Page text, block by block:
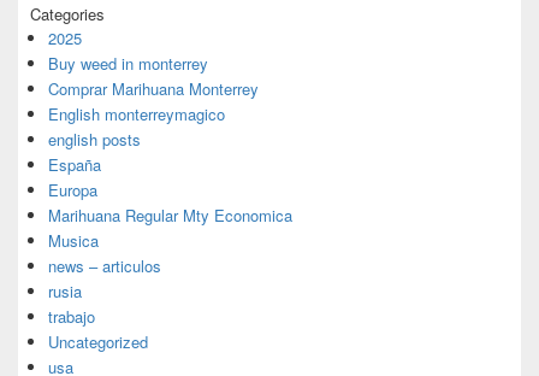
Categories
2025
Buy weed in monterrey
Comprar Marihuana Monterrey
English monterreymagico
english posts
España
Europa
Marihuana Regular Mty Economica
Musica
news – articulos
rusia
trabajo
Uncategorized
usa